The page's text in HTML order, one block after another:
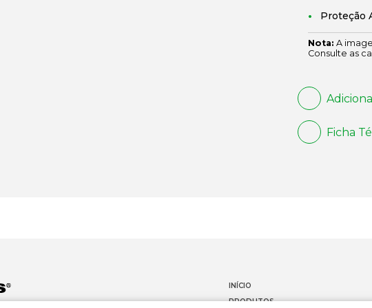
Proteção
Nota: A
Consulte as
Ficha
INÍCIO
PRODUTOS